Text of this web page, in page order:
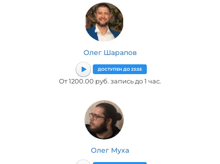
Олег Шарапов
ДОСТУПЕН ДО 23:55
От 1200.00 руб. запись до 1 час.
Олег Муха